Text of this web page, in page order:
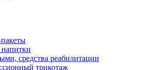
средства реабилитации
трикотаж